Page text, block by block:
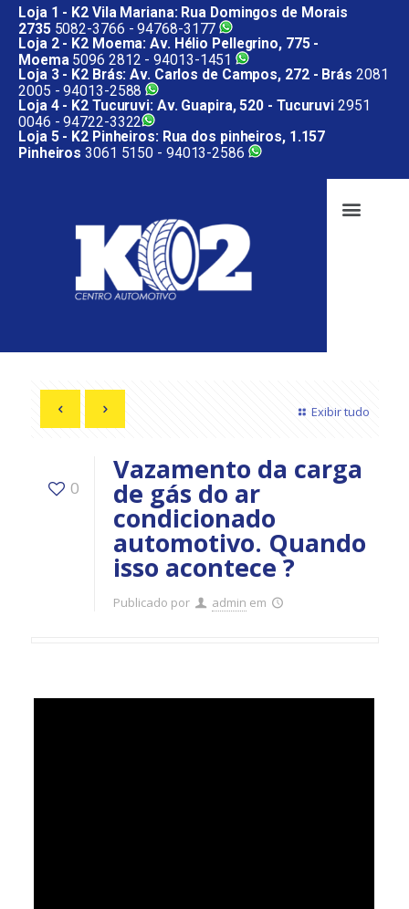
Loja 1 - K2 Vila Mariana: Rua Domingos de Morais
27355082-3766 -94768-3177
Loja 2 - K2 Moema: Av. Hélio Pellegrino, 775 -
Moema5096 2812 -94013-1451
Loja 3 - K2 Brás: Av. Carlos de Campos, 272 - Brás 2081
2005 -94013-2588
Loja 4 - K2 Tucuruvi: Av. Guapira, 520 - Tucuruvi 2951
0046 -94722-3322
Loja 5 - K2 Pinheiros: Rua dos pinheiros, 1.157
Pinheiros 3061 5150 - 94013-2586
Exibir tudo
0
Vazamento da carga
de gás do ar
condicionado
automotivo. Quando
isso acontece ?
Publicado por admin em